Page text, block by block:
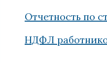
Отчетность по
НДФЛ